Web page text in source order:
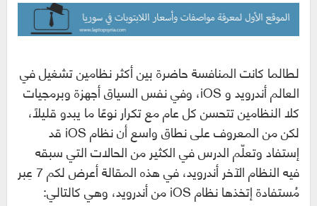
لطالما كانت المنافسة حاضرة بين أكثر نظامين تشغيل في
العالم أندرويد و iOS، وفي نفس السياق أجهزة وبرمجيات
كلا النظامين تتحسن كل عام مع تكرار نوعًا ما يبدو قليلًا،
لكن من المعروف على نطاق واسع أن نظام iOS قد
إستفاد وتعلّم الدرس في الكثير من الحالات التي سبقه
فيه النظام الآخر أندرويد، في هذه المقالة أعرض لكم 7 عِبر
مُستفادة إتخذها نظام iOS من أندرويد، وهي كالتالي: